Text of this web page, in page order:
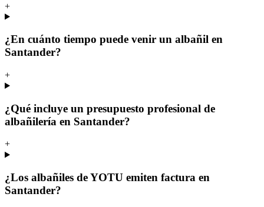
+
¿En cuánto tiempo puede venir un albañil en
Santander?
+
¿Qué incluye un presupuesto profesional de
albañilería en Santander?
+
¿Los albañiles de YOTU emiten factura en
Santander?